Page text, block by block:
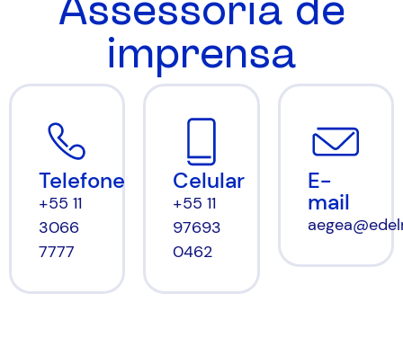
imprensa
Telefone
+55 11
3066
7777
Celular
+55 11
97693
0462
E-
mail